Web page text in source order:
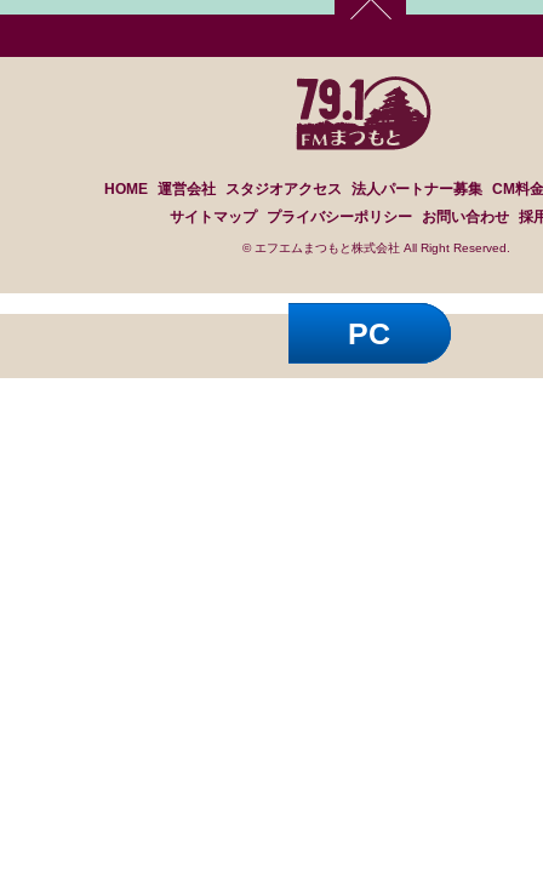
HOME 運営会社 スタジオアクセス 法人パートナー募集 CM料
サイトマップ
プライバシーポリシー お問い合わせ 採
© エフエムまつもと株式会社 All Right Reserved.
PC